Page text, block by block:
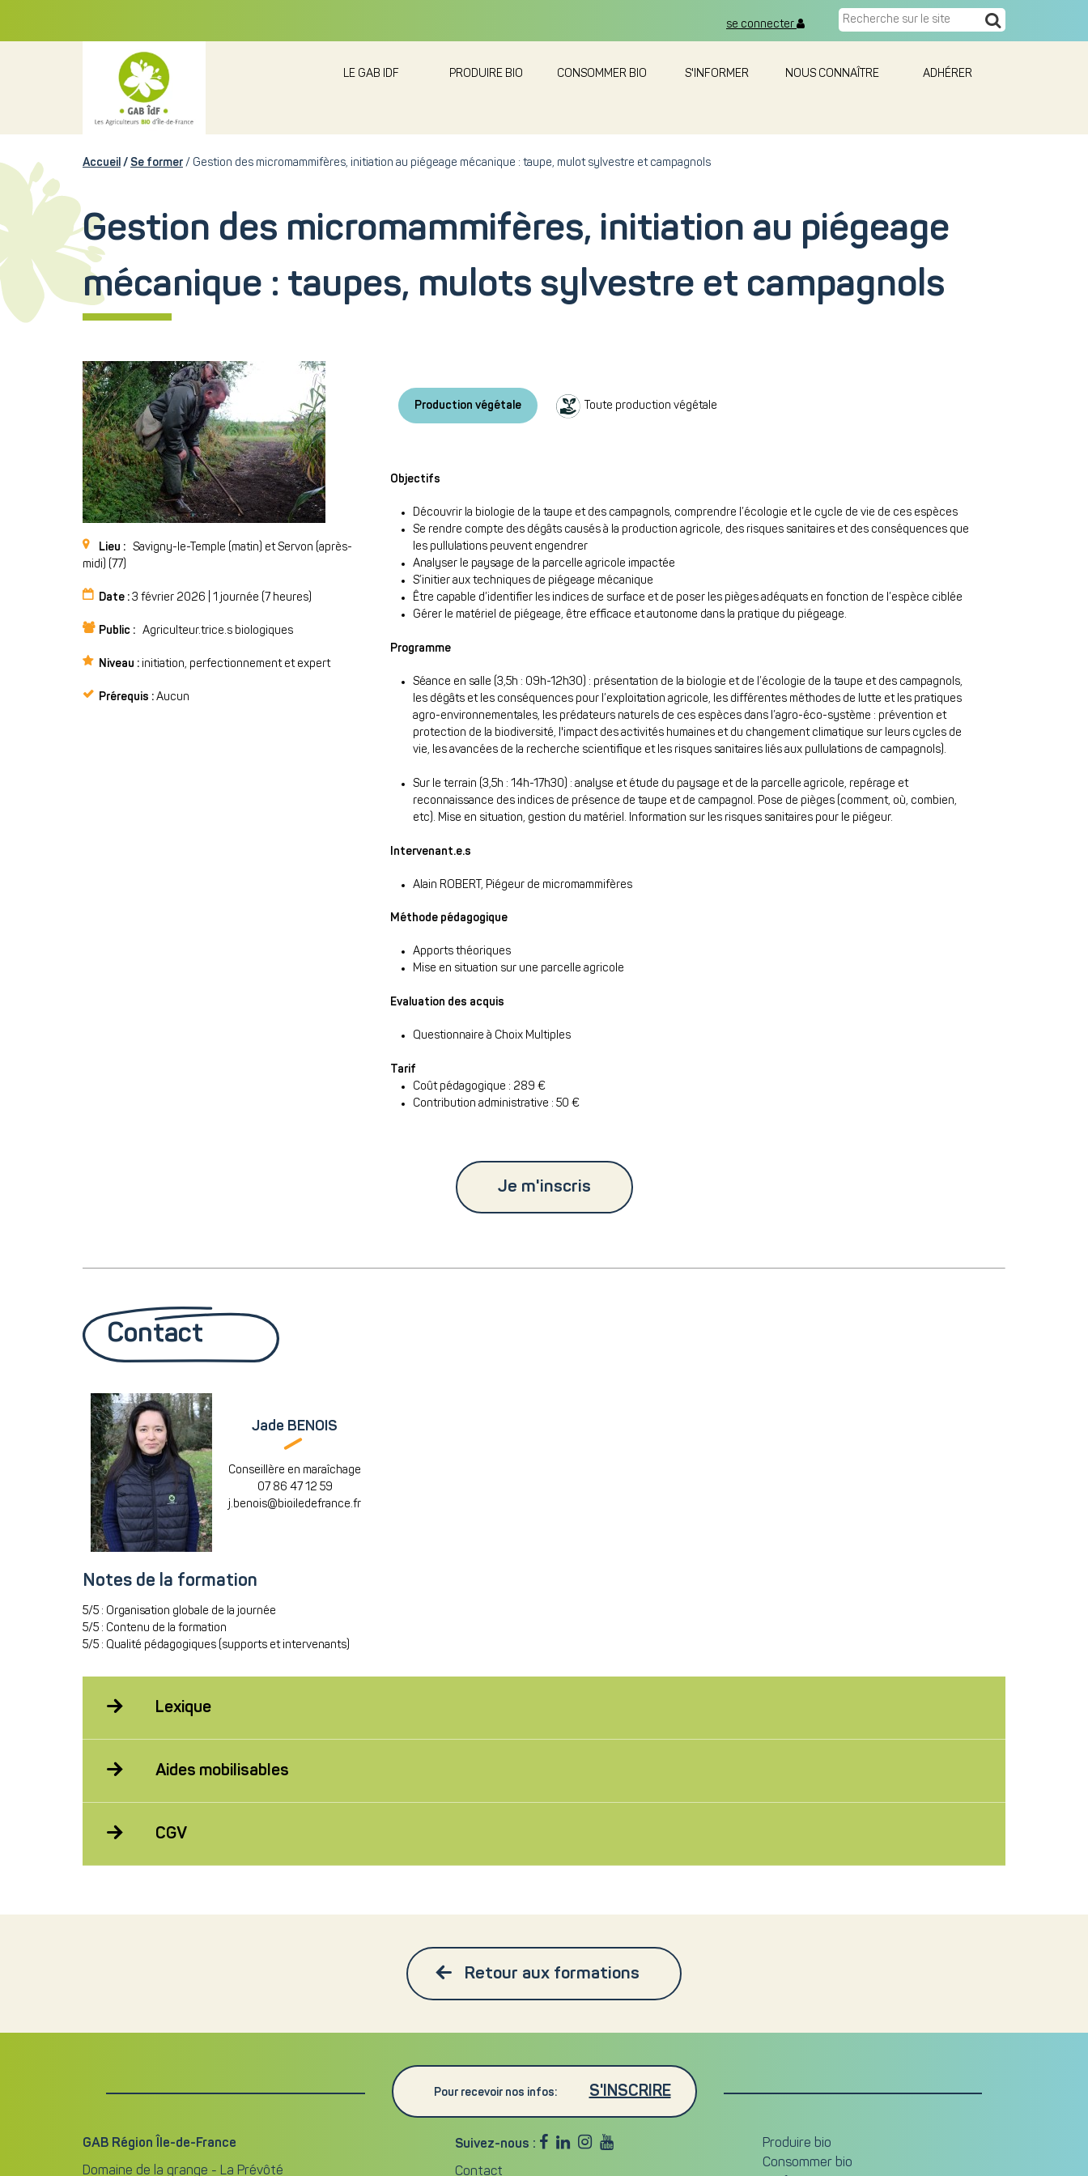
se connecter
LE GAB IDF PRODUIRE BIO CONSOMMER BIO S'INFORMER NOUS CONNAÎTRE ADHÉRER
Accueil Se former Gestion des micromammifères, initiation au piégeage mécanique : taupe, mulot sylvestre et campagnols
Gestion des micromammifères, initiation au piégeage
mécanique : taupes, mulots sylvestre et campagnols
Lieu :
Savigny-le-Temple (matin) et Servon (après-
midi) (77)
Date : 3 février 2026 | 1 journée (7 heures)
Public : Agriculteur.trice.s biologiques
Niveau : initiation, perfectionnement et expert
Prérequis : Aucun
Production végétale Toute production végétale
Objectifs
Découvrir la biologie de la taupe et des campagnols, comprendre l’écologie et le cycle de vie de ces espèces
Se rendre compte des dégâts causés à la production agricole, des risques sanitaires et des conséquences que
les pullulations peuvent engendrer
Analyser le paysage de la parcelle agricole impactée
S’initier aux techniques de piégeage mécanique
Être capable d’identifier les indices de surface et de poser les pièges adéquats en fonction de l’espèce ciblée
Gérer le matériel de piégeage, être efficace et autonome dans la pratique du piégeage.
Programme
Séance en salle (3,5h : 09h-12h30) : présentation de la biologie et de l’écologie de la taupe et des campagnols,
les dégâts et les conséquences pour l’exploitation agricole, les différentes méthodes de lutte et les pratiques
agro-environnementales, les prédateurs naturels de ces espèces dans l’agro-éco-système : prévention et
protection de la biodiversité, l'impact des activités humaines et du changement climatique sur leurs cycles de
vie, les avancées de la recherche scientifique et les risques sanitaires liés aux pullulations de campagnols).
Sur le terrain (3,5h : 14h-17h30) : analyse et étude du paysage et de la parcelle agricole, repérage et
reconnaissance des indices de présence de taupe et de campagnol. Pose de pièges (comment, où, combien,
etc). Mise en situation, gestion du matériel. Information sur les risques sanitaires pour le piégeur.
Intervenant.e.s
Alain ROBERT, Piégeur de micromammifères
Méthode pédagogique
Apports théoriques
Mise en situation sur une parcelle agricole
Evaluation des acquis
Questionnaire à Choix Multiples
Tarif
Coût pédagogique : 289 €
Contribution administrative : 50 €
Je m'inscris
Contact
Jade BENOIS
Conseillère en maraîchage
07 86 47 12 59
j.benois@bioiledefrance.fr
Notes de la formation
5/5 : Organisation globale de la journée
5/5 : Contenu de la formation
5/5 : Qualité pédagogiques (supports et intervenants)
Lexique
Aides mobilisables
CGV
Retour aux formations
Pour recevoir nos infos: S'INSCRIRE
GAB Région Île-de-France
Domaine de la grange - La Prévôté
Suivez-nous :    
Contact
Produire bio
Consommer bio